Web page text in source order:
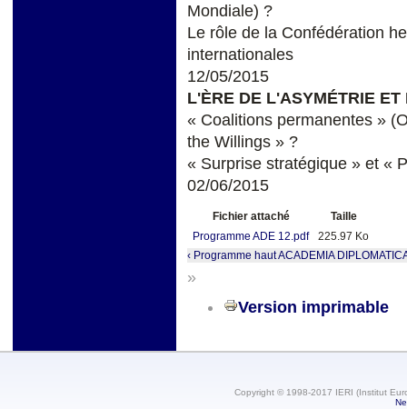
Mondiale) ?
Le rôle de la Confédération
internationales
12/05/2015
L'ÈRE DE L'ASYMÉTRIE
« Coalitions permanentes »
the Willings » ?
« Surprise stratégique » et «
02/06/2015
Fichier attaché
Taille
Programme ADE 12.pdf
225.97 Ko
‹ Programme hautACADEMIA
»
Version imprimable
Copyright © 1998-2017 IERI (Institut